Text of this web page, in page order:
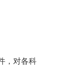
，对各科